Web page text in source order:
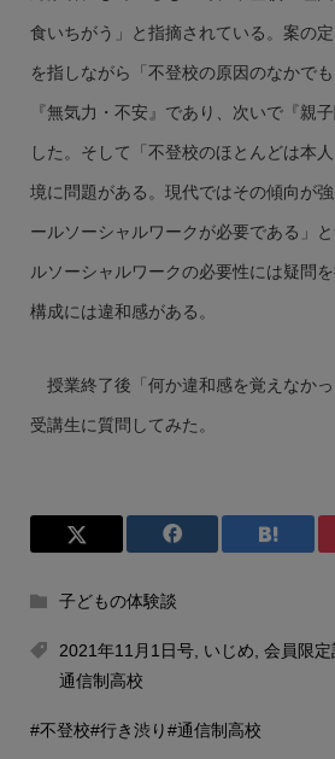
食いちがう」と指摘されている。案の
を指しながら「不登校の原因のなかで
『無気力・不安』であり、次いで『親
した。そして「不登校のほとんどは本
境に問題がある。現代ではその傾向が
ールソーシャルワークが必要である」
ルソーシャルワークの必要性には疑問
構成には違和感がある。
授業終了後「何か違和感を覚えなか
受講生に質問してみた。
子どもの体験談
2021年11月1日号, いじめ 会員限定
通信制高校
#不登校#行き渋り#通信制高校